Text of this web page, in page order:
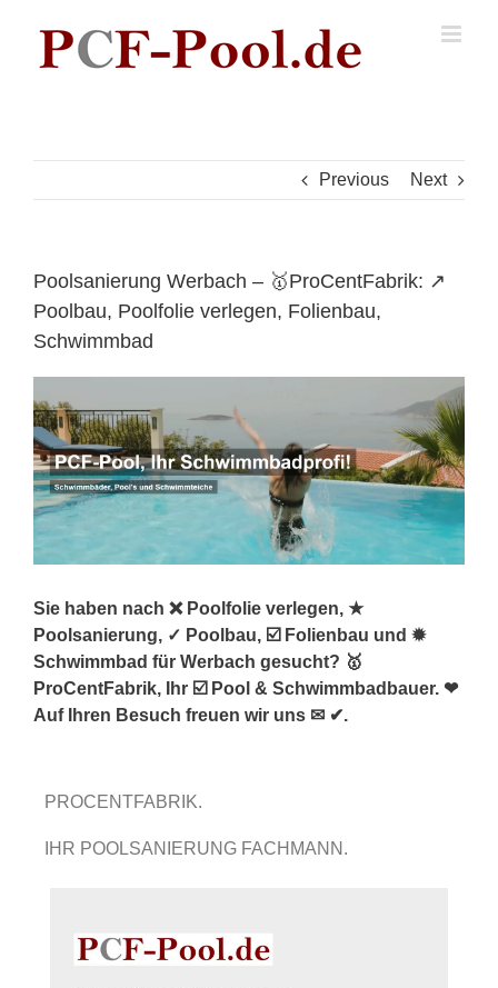
content
Previous Next
Poolsanierung Werbach – 🥇ProCentFabrik: ↗️
Poolbau, Poolfolie verlegen, Folienbau,
Schwimmbad
Sie haben nach ❌ Poolfolie verlegen, ★
Poolsanierung, ✓ Poolbau, ☑️ Folienbau und ✹
Schwimmbad für Werbach gesucht? 🥇
ProCentFabrik, Ihr ☑️ Pool & Schwimmbadbauer. ❤
Auf Ihren Besuch freuen wir uns ✉ ✔.
PROCENTFABRIK.
IHR POOLSANIERUNG FACHMANN.